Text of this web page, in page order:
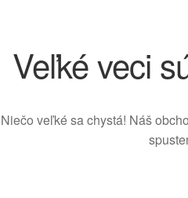
Veľké veci
Niečo veľké sa chystá! Náš